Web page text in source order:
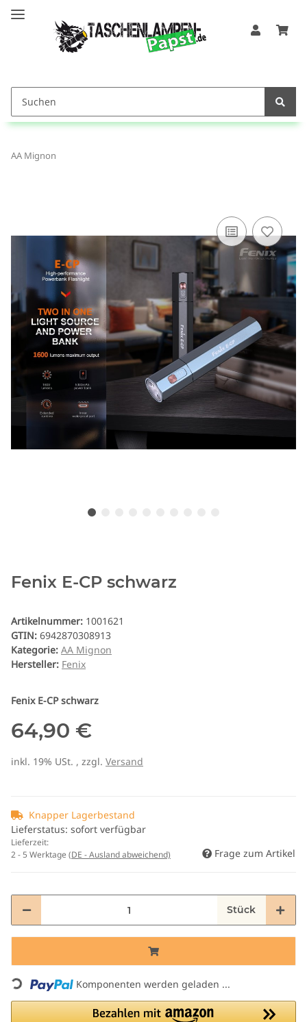
AA Mignon
Fenix E-CP schwarz
Artikelnummer: 1001621
GTIN: 6942870308913
Kategorie: AA Mignon
Hersteller: Fenix
Fenix E-CP schwarz
64,90 €
inkl. 19% USt. , zzgl. Versand
Knapper Lagerbestand
Lieferstatus: sofort verfügbar
Lieferzeit:
2 - 5 Werktage (DE - Ausland abweichend) Frage zum Artikel
Stück
Loading... Komponenten werden geladen ...